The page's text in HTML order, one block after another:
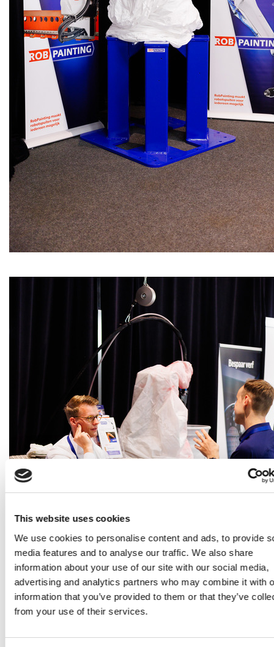
This website uses cookies
We use cookies to personalise content and ads, to provide
media features and to analyse our traffic. We also share
information about your use of our site with our social media,
advertising and analytics partners who may combine it with
information that you’ve provided to them or that they’ve
from your use of their services.